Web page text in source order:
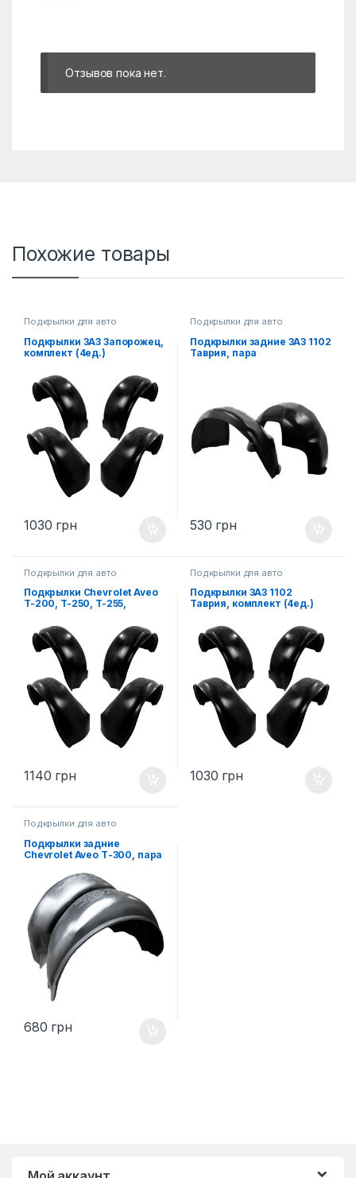
Отзывов пока нет.
Похожие товары
Подкрылки для авто
Подкрылки ЗАЗ Запорожец,
комплект (4ед.)
1030 грн
Подкрылки для авто
Подкрылки задние ЗАЗ 1102
Таврия, пара
530 грн
Подкрылки для авто
Подкрылки Chevrolet Aveo
T-200, T-250, T-255,
1140 грн
Подкрылки для авто
Подкрылки ЗАЗ 1102
Таврия, комплект (4ед.)
1030 грн
Подкрылки для авто
Подкрылки задние
Chevrolet Aveo Т-300, пара
680 грн